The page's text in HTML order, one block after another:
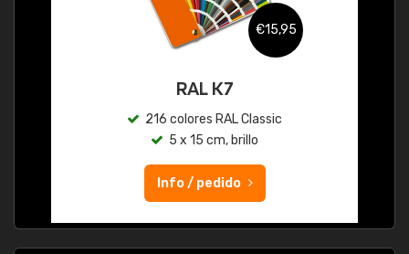
€15,95
RAL K7
216 colores RAL Classic
5 x 15 cm, brillo
Info / pedido